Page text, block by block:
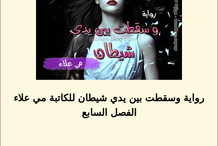
رواية وسقطت بين يدي شيطان للكاتبة مي علاء
الفصل السابع